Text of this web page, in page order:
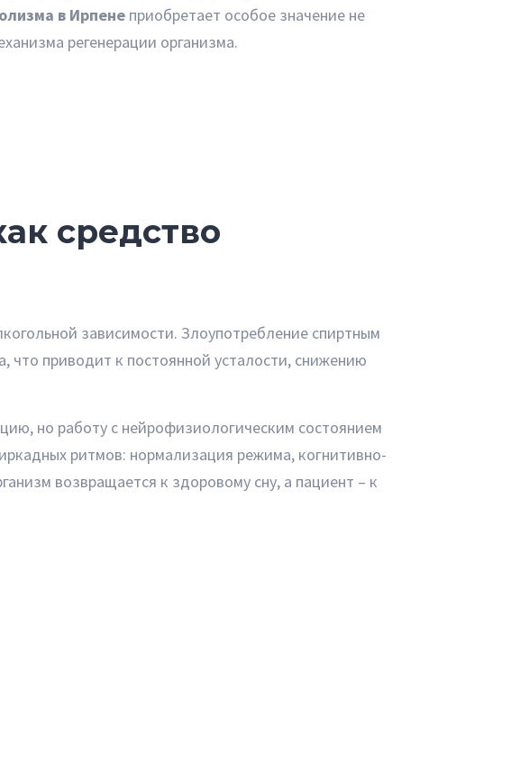
в Ирпене приобретает особое значение не
регенерации организма.
средство
зависимости. Злоупотребление спиртным
что приводит к постоянной усталости, снижению
но работу с нейрофизиологическим состоянием
ритмов: нормализация режима, когнитивно-
возвращается к здоровому сну, а пациент – к